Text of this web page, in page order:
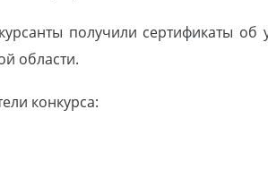
получили сертификаты
области.
конкурса: